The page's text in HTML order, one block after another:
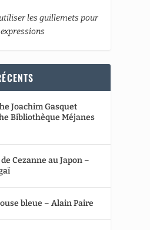
les guillemets pour
Joachim Gasquet
Bibliothèque Méjanes
Cezanne au Japon –
bleue – Alain Paire